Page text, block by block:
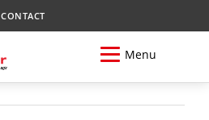
CONTACT
Menu